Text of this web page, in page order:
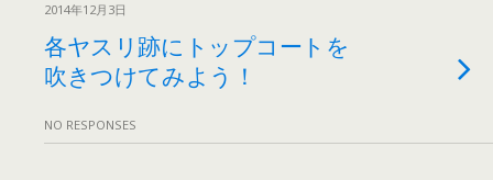
2014年12月3日
各ヤスリ跡にトップコートを
吹きつけてみよう！
NO RESPONSES